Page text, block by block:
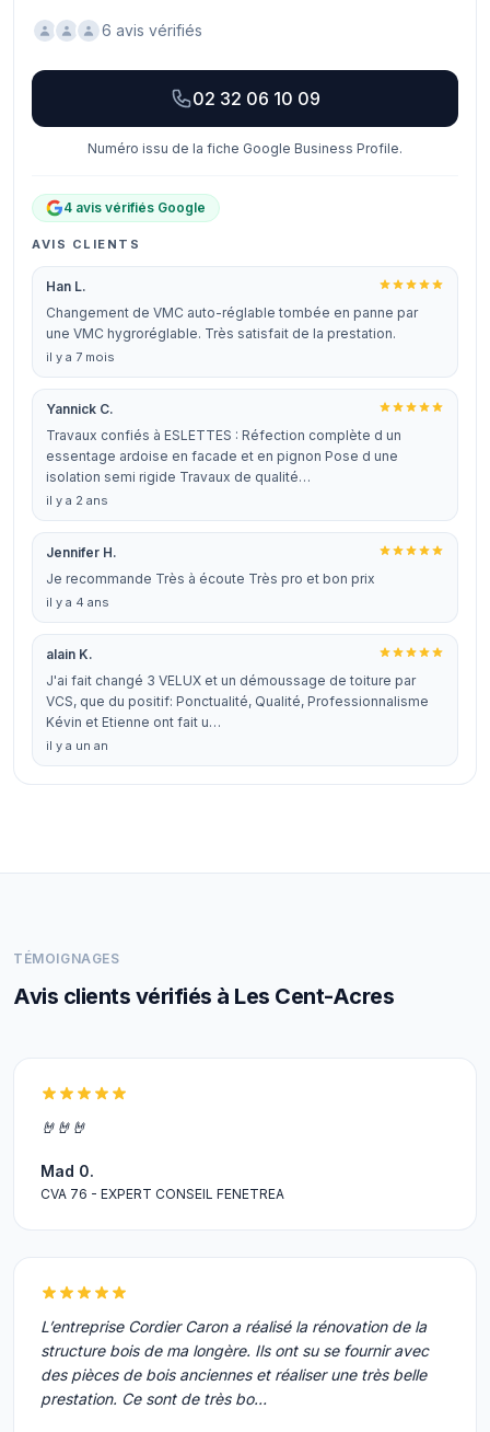
6 avis vérifiés
02 32 06 10 09
Numéro issu de la fiche Google Business Profile.
4 avis vérifiés Google
AVIS CLIENTS
Han L.
Changement de VMC auto-réglable tombée en panne par
une VMC hygroréglable. Très satisfait de la prestation.
il y a 7 mois
Yannick C.
Travaux confiés à ESLETTES : Réfection complète d un
essentage ardoise en facade et en pignon Pose d une
isolation semi rigide Travaux de qualité…
il y a 2 ans
Jennifer H.
Je recommande Très à écoute Très pro et bon prix
il y a 4 ans
alain K.
J'ai fait changé 3 VELUX et un démoussage de toiture par
VCS, que du positif: Ponctualité, Qualité, Professionnalisme
Kévin et Etienne ont fait u…
il y a un an
TÉMOIGNAGES
Avis clients vérifiés à Les Cent-Acres
🤘🤘🤘
Mad 0.
CVA 76 - EXPERT CONSEIL FENETREA
L’entreprise Cordier Caron a réalisé la rénovation de la
structure bois de ma longère. Ils ont su se fournir avec
des pièces de bois anciennes et réaliser une très belle
prestation. Ce sont de très bo…